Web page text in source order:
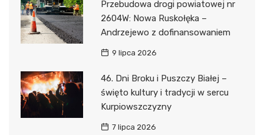
Przebudowa drogi powiatowej nr
2604W: Nowa Ruskołęka –
Andrzejewo z dofinansowaniem
9 lipca 2026
46. Dni Broku i Puszczy Białej –
święto kultury i tradycji w sercu
Kurpiowszczyzny
7 lipca 2026